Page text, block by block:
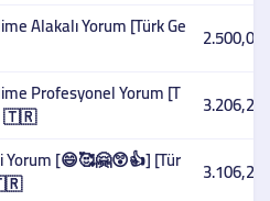
Alakalı Yorum [Türk Ge 2.500,00
Profesyonel Yorum [T
🇹🇷 3.206,27
[😄🥰🤗😲👍] [Tür 3.106,27